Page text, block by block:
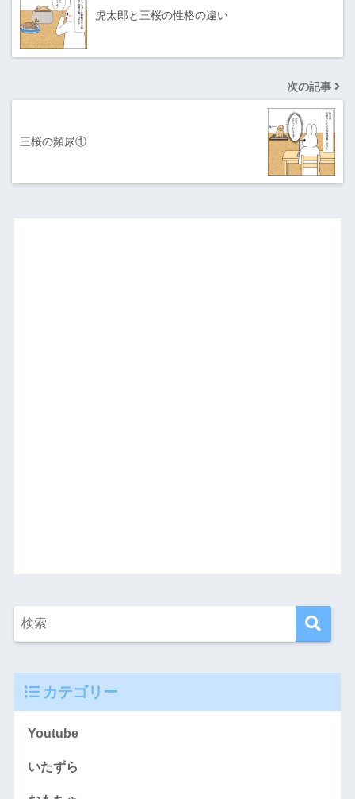
虎太郎と三桜の性格の違い
次の記事
三桜の頻尿①
カテゴリー
Youtube
いたずら